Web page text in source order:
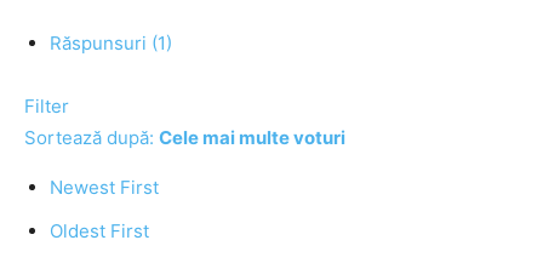
Răspunsuri (1)
Filter
Sortează după: Cele mai multe voturi
Newest First
Oldest First